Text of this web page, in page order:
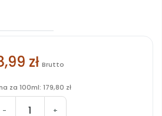
zł Brutto
za 100ml: 179,80 zł
- +